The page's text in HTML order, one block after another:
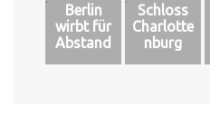
Berlin
wirbt für
Abstand
Schloss
Charlotte
nburg